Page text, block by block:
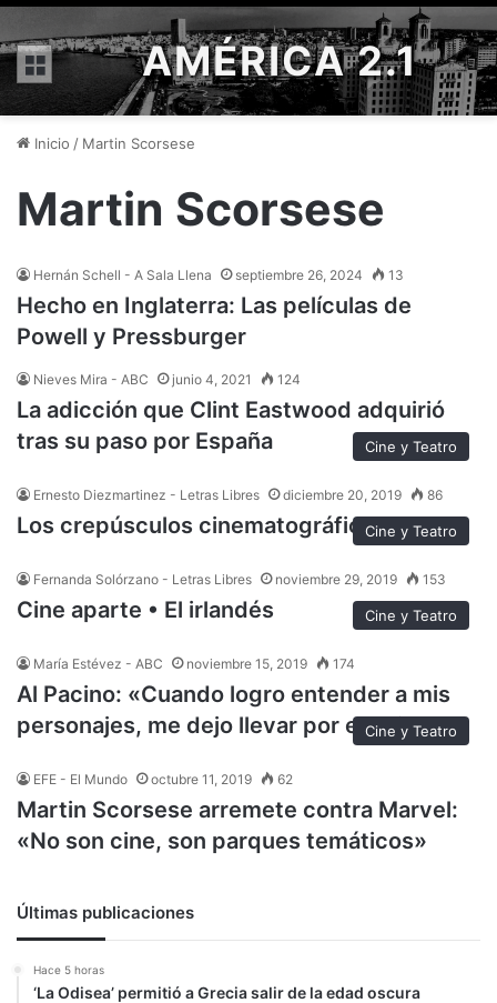
Menú AMÉRICA 2.1
Inicio / Martin Scorsese
Martin Scorsese
Hernán Schell - A Sala Llena septiembre 26, 2024 13
Hecho en Inglaterra: Las películas de
Powell y Pressburger
Nieves Mira - ABC junio 4, 2021 124
La adicción que Clint Eastwood adquirió
tras su paso por España
Cine y Teatro
Ernesto Diezmartinez - Letras Libres diciembre 20, 2019 86
Los crepúsculos cinematográficosCine y Teatro
Fernanda Solórzano - Letras Libres noviembre 29, 2019 153
Cine aparte • El irlandés Cine y Teatro
María Estévez - ABC noviembre 15, 2019 174
Al Pacino: «Cuando logro entender a mis
personajes, me dejo llevar por el guion»
Cine y Teatro
EFE - El Mundo octubre 11, 2019 62
Martin Scorsese arremete contra Marvel:
«No son cine, son parques temáticos»
Últimas publicaciones
Hace 5 horas
‘La Odisea’ permitió a Grecia salir de la edad oscura